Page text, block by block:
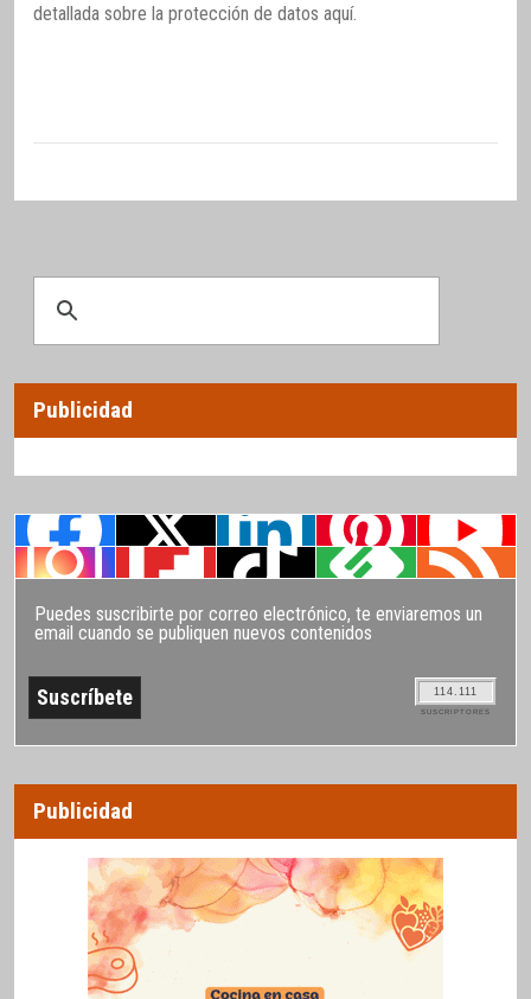
detallada sobre la protección de datos aquí.
Publicidad
Puedes suscribirte por correo electrónico, te enviaremos un
email cuando se publiquen nuevos contenidos
114.111
SUSCRIPTORES
Publicidad